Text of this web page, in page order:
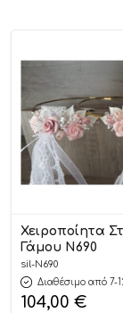
Χειροποίητα
Γάμου Ν690
sil-N690
Διαθέσιμο από 7-
104,00 €